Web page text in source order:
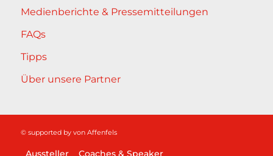
Medienberichte & Pressemitteilungen
FAQs
Tipps
Über unsere Partner
© supported by von Affenfels
Aussteller Coaches & Speaker